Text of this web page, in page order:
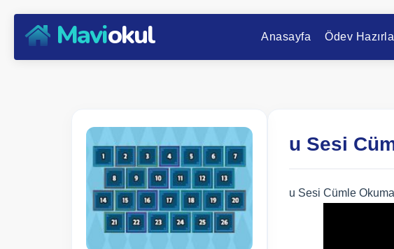
Maviokul Anasayfa Ödev Hazırla
u Sesi
u Sesi Cümle